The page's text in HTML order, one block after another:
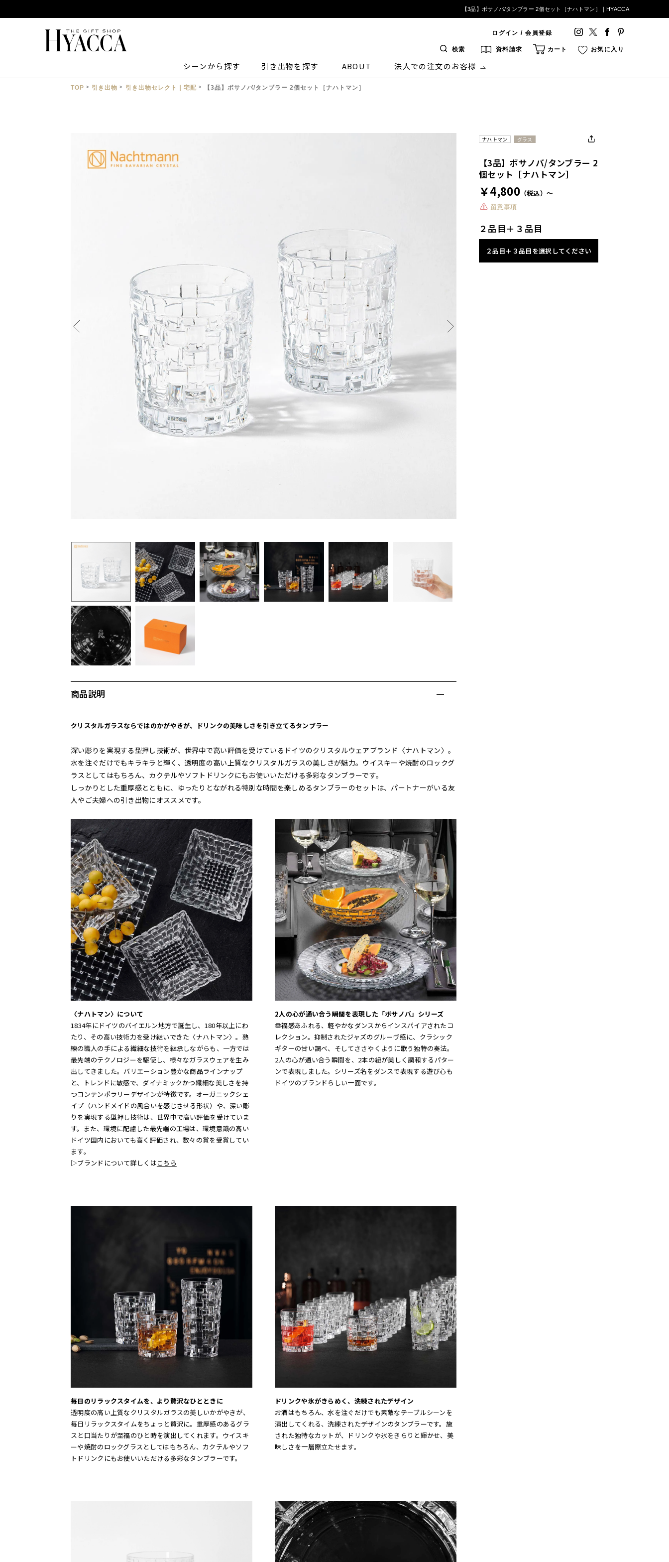
【3品】ボサノバ/タンブラー 2個セット［ナハトマン］｜HYACCA
ログイン / 会員登録
検索 資料請求 カート お気に入り
シーンから探す 引き出物を探す ABOUT 法人での注文のお客様
TOP 引き出物 引き出物セレクト｜宅配 【3品】ボサノバ/タンブラー 2個セット［ナハトマン］
商品説明
クリスタルガラスならではのかがやきが、ドリンクの美味しさを引き立てるタンブラー
深い彫りを実現する型押し技術が、世界中で高い評価を受けているドイツのクリスタルウェアブランド〈ナハトマン〉。
水を注ぐだけでもキラキラと輝く、透明度の高い上質なクリスタルガラスの美しさが魅力。ウイスキーや焼酎のロックグ
ラスとしてはもちろん、カクテルやソフトドリンクにもお使いいただける多彩なタンブラーです。
しっかりとした重厚感とともに、ゆったりとながれる特別な時間を楽しめるタンブラーのセットは、パートナーがいる友
人やご夫婦への引き出物にオススメです。
〈ナハトマン〉について
1834年にドイツのバイエルン地方で誕生し、180年以上にわ
たり、その高い技術力を受け継いできた〈ナハトマン〉。熟
練の職人の手による繊細な技術を継承しながらも、一方では
最先端のテクノロジーを駆使し、様々なガラスウェアを生み
出してきました。バリエーション豊かな商品ラインナップ
と、トレンドに敏感で、ダイナミックかつ繊細な美しさを持
つコンテンポラリーデザインが特徴です。オーガニックシェ
イプ（ハンドメイドの風合いを感じさせる形状）や、深い彫
りを実現する型押し技術は、世界中で高い評価を受けていま
す。また、環境に配慮した最先端の工場は、環境意識の高い
ドイツ国内においても高く評価され、数々の賞を受賞してい
ます。
▷ブランドについて詳しくはこちら
2人の心が通い合う瞬間を表現した「ボサノバ」シリーズ
幸福感あふれる、軽やかなダンスからインスパイアされたコ
レクション。抑制されたジャズのグルーヴ感に、クラシック
ギターの甘い調べ、そしてささやくように歌う独特の奏法。
2人の心が通い合う瞬間を、2本の紐が美しく調和するパター
ンで表現しました。シリーズ名をダンスで表現する遊び心も
ドイツのブランドらしい一面です。
毎日のリラックスタイムを、より贅沢なひとときに
透明度の高い上質なクリスタルガラスの美しいかがやきが、
毎日リラックスタイムをちょっと贅沢に。重厚感のあるグラ
スと口当たりが至福のひと時を演出してくれます。ウイスキ
ーや焼酎のロックグラスとしてはもちろん、カクテルやソフ
トドリンクにもお使いいただける多彩なタンブラーです。
ドリンクや氷がきらめく、洗練されたデザイン
お酒はもちろん、水を注ぐだけでも素敵なテーブルシーンを
演出してくれる、洗練されたデザインのタンブラーです。施
された独特なカットが、ドリンクや氷をきらりと輝かせ、美
味しさを一層際立たせます。
ナハトマン グラス
【3品】ボサノバ/タンブラー 2
個セット［ナハトマン］
￥4,800（税込）～
留意事項
２品目＋３品目
２品目＋３品目を選択してください